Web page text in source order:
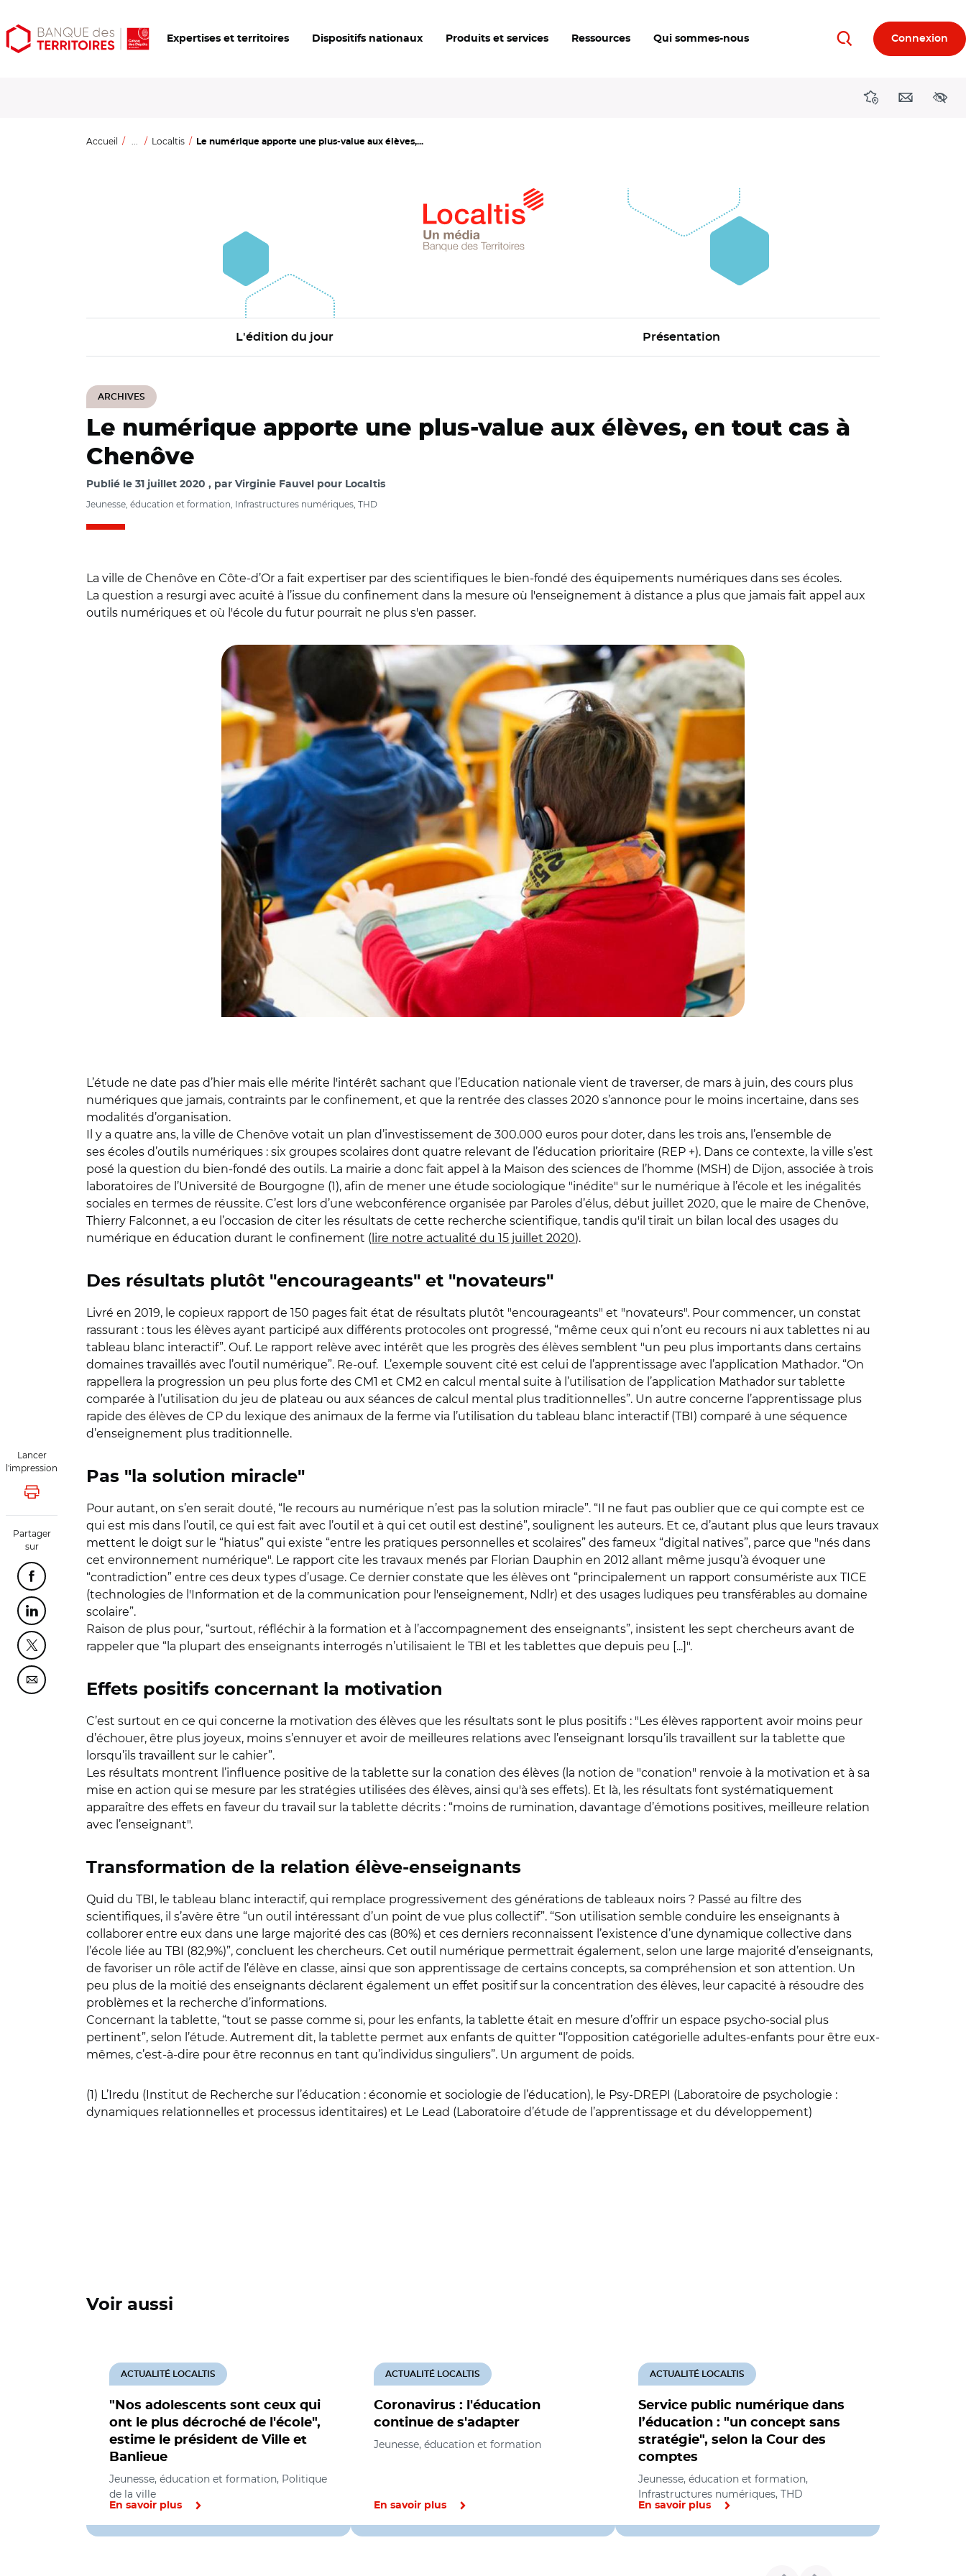
Aller
au
Aller
au
Ouvrir
les
Expertises et territoires Dispositifs nationaux Produits et services Ressources Qui sommes-nous RechercherConnexion
DirectionsContact
Accueil ... Localtis Le numérique apporte une plus-value aux élèves,...
L'édition du jour Présentation
ARCHIVES
Lancer
l'impression
Lancer l'impression
Partager
sur
Partager cette page sur Facebook
Partager cette page sur Linkedin
Partager cette page sur Twitter
Partager cette page sur Courriel
Le numérique apporte une plus-value aux élèves, en tout cas à
Chenôve
Publié le 31 juillet 2020 par Virginie Fauvel pour Localtis
Jeunesse, éducation et formation, Infrastructures numériques, THD
La ville de Chenôve en Côte-d’Or a fait expertiser par des scientifiques le bien-fondé des équipements numériques dans ses écoles.
La question a resurgi avec acuité à l’issue du confinement dans la mesure où l'enseignement à distance a plus que jamais fait appel aux
outils numériques et où l'école du futur pourrait ne plus s'en passer.
L’étude ne date pas d’hier mais elle mérite l'intérêt sachant que l’Education nationale vient de traverser, de mars à juin, des cours plus
numériques que jamais, contraints par le confinement, et que la rentrée des classes 2020 s’annonce pour le moins incertaine, dans ses
modalités d’organisation.
Il y a quatre ans, la ville de Chenôve votait un plan d’investissement de 300.000 euros pour doter, dans les trois ans, l’ensemble de
ses écoles d’outils numériques : six groupes scolaires dont quatre relevant de l’éducation prioritaire (REP +). Dans ce contexte, la ville s’est
posé la question du bien-fondé des outils. La mairie a donc fait appel à la Maison des sciences de l’homme (MSH) de Dijon, associée à trois
laboratoires de l’Université de Bourgogne (1), afin de mener une étude sociologique "inédite" sur le numérique à l’école et les inégalités
sociales en termes de réussite. C’est lors d’une webconférence organisée par Paroles d’élus, début juillet 2020, que le maire de Chenôve,
Thierry Falconnet, a eu l’occasion de citer les résultats de cette recherche scientifique, tandis qu'il tirait un bilan local des usages du
numérique en éducation durant le confinement ( lire notre actualité du 15 juillet 2020).
Des résultats plutôt "encourageants" et "novateurs"
Livré en 2019, le copieux rapport de 150 pages fait état de résultats plutôt "encourageants" et "novateurs". Pour commencer, un constat
rassurant : tous les élèves ayant participé aux différents protocoles ont progressé, “même ceux qui n’ont eu recours ni aux tablettes ni au
tableau blanc interactif”. Ouf. Le rapport relève avec intérêt que les progrès des élèves semblent "un peu plus importants dans certains
domaines travaillés avec l’outil numérique”. Re-ouf. L’exemple souvent cité est celui de l’apprentissage avec l’application Mathador. “On
rappellera la progression un peu plus forte des CM1 et CM2 en calcul mental suite à l’utilisation de l’application Mathador sur tablette
comparée à l’utilisation du jeu de plateau ou aux séances de calcul mental plus traditionnelles”. Un autre concerne l’apprentissage plus
rapide des élèves de CP du lexique des animaux de la ferme via l’utilisation du tableau blanc interactif (TBI) comparé à une séquence
d’enseignement plus traditionnelle.
Pas "la solution miracle"
Pour autant, on s’en serait douté, “le recours au numérique n’est pas la solution miracle”. “Il ne faut pas oublier que ce qui compte est ce
qui est mis dans l’outil, ce qui est fait avec l’outil et à qui cet outil est destiné”, soulignent les auteurs. Et ce, d’autant plus que leurs travaux
mettent le doigt sur le “hiatus” qui existe “entre les pratiques personnelles et scolaires” des fameux “digital natives”, parce que "nés dans
cet environnement numérique". Le rapport cite les travaux menés par Florian Dauphin en 2012 allant même jusqu’à évoquer une
“contradiction” entre ces deux types d’usage. Ce dernier constate que les élèves ont “principalement un rapport consumériste aux TICE
(technologies de l'Information et de la communication pour l'enseignement, Ndlr) et des usages ludiques peu transférables au domaine
scolaire”.
Raison de plus pour, “surtout, réfléchir à la formation et à l’accompagnement des enseignants”, insistent les sept chercheurs avant de
rappeler que “la plupart des enseignants interrogés n’utilisaient le TBI et les tablettes que depuis peu [...]".
Effets positifs concernant la motivation
C’est surtout en ce qui concerne la motivation des élèves que les résultats sont le plus positifs : "Les élèves rapportent avoir moins peur
d’échouer, être plus joyeux, moins s’ennuyer et avoir de meilleures relations avec l’enseignant lorsqu’ils travaillent sur la tablette que
lorsqu’ils travaillent sur le cahier”.
Les résultats montrent l’influence positive de la tablette sur la conation des élèves (la notion de "conation" renvoie à la motivation et à sa
mise en action qui se mesure par les stratégies utilisées des élèves, ainsi qu'à ses effets). Et là, les résultats font systématiquement
apparaître des effets en faveur du travail sur la tablette décrits : “moins de rumination, davantage d’émotions positives, meilleure relation
avec l’enseignant".
Transformation de la relation élève-enseignants
Quid du TBI, le tableau blanc interactif, qui remplace progressivement des générations de tableaux noirs ? Passé au filtre des
scientifiques, il s’avère être “un outil intéressant d’un point de vue plus collectif”. “Son utilisation semble conduire les enseignants à
collaborer entre eux dans une large majorité des cas (80%) et ces derniers reconnaissent l’existence d’une dynamique collective dans
l’école liée au TBI (82,9%)”, concluent les chercheurs. Cet outil numérique permettrait également, selon une large majorité d’enseignants,
de favoriser un rôle actif de l’élève en classe, ainsi que son apprentissage de certains concepts, sa compréhension et son attention. Un
peu plus de la moitié des enseignants déclarent également un effet positif sur la concentration des élèves, leur capacité à résoudre des
problèmes et la recherche d’informations.
Concernant la tablette, “tout se passe comme si, pour les enfants, la tablette était en mesure d’offrir un espace psycho-social plus
pertinent”, selon l’étude. Autrement dit, la tablette permet aux enfants de quitter “l’opposition catégorielle adultes-enfants pour être eux-
mêmes, c’est-à-dire pour être reconnus en tant qu’individus singuliers”. Un argument de poids.
(1) L’Iredu (Institut de Recherche sur l’éducation : économie et sociologie de l’éducation), le Psy-DREPI (Laboratoire de psychologie :
dynamiques relationnelles et processus identitaires) et Le Lead (Laboratoire d’étude de l’apprentissage et du développement)
Voir aussi
"Nos adolescents sont ceux qui
ont le plus décroché de l'école",
estime le président de Ville et
Banlieue
ACTUALITÉ LOCALTIS
Jeunesse, éducation et formation, Politique
de la ville
En savoir plus
Coronavirus : l'éducation
continue de s'adapter
ACTUALITÉ LOCALTIS
Jeunesse, éducation et formation
En savoir plus
Service public numérique dans
l’éducation : "un concept sans
stratégie", selon la Cour des
comptes
ACTUALITÉ LOCALTIS
Jeunesse, éducation et formation,
Infrastructures numériques, THD
En savoir plus